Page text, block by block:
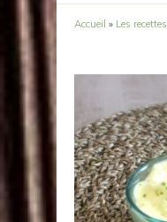
Accueil » Les recettes